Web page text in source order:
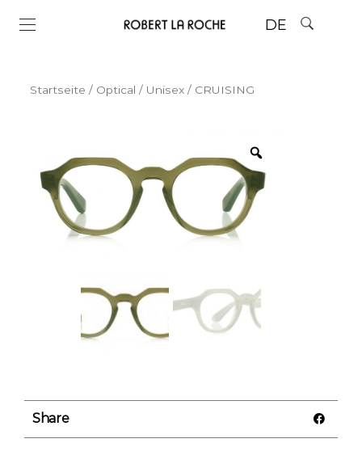
DE
Startseite / Optical / Unisex / CRUISING
Share